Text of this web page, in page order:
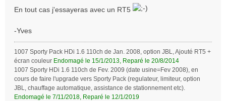
En tout cas j'essayeras avec un RT5
-Yves
1007 Sporty Pack HDi 1.6 110ch de Jan. 2008, option JBL, Ajouté RT5 +
écran couleur Endomagé le 15/1/2013, Reparé le 20/8/2014
1007 Sporty HDi 1.6 110ch de Fev. 2009 (date usine=Fev 2008), en
cours de faire l'upgrade vers Sporty Pack (regulateur, limiteur, option
JBL, chauffage automatique, assistance de stationnement etc).
Endomagé le 7/11/2018, Reparé le 12/1/2019